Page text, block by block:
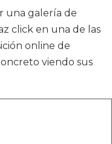
una galería de
click en una de las
online de
viendo sus